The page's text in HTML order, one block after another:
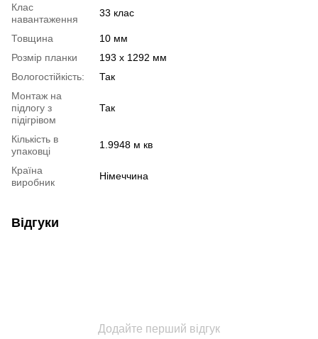
Клас
навантаження
33 клас
Товщина
10 мм
Розмір планки
193 x 1292 мм
Вологостійкість:
Так
Монтаж на
підлогу з
підігрівом
Так
Кількість в
упаковці
1.9948 м кв
Країна
виробник
Німеччина
Відгуки
Додайте перший відгук